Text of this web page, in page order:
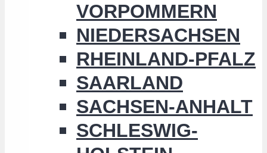
VORPOMMERN
NIEDERSACHSEN
RHEINLAND-PFALZ
SAARLAND
SACHSEN-ANHALT
SCHLESWIG-